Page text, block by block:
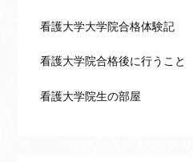
看護大学大学院合格体験記
看護大学院合格後に行うこと
看護大学院生の部屋